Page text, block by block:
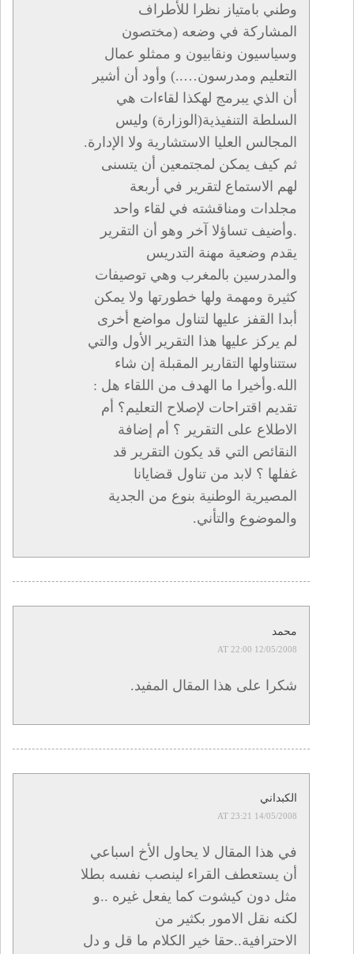
وطني بامتياز نظرا للأطراف
المشاركة في وضعه (مختصون
وسياسيون ونقابيون و ممثلو عمال
التعليم ومدرسون…..) وأود أن أشير
أن الذي يبرمج لهكذا لقاءات هي
السلطة التنفيذية(الوزارة) وليس
المجالس العليا الاستشارية ولا الإدارة.
ثم كيف يمكن لمجتمعين أن يتسنى
لهم الاستماع لتقرير في أربعة
مجلدات ومناقشته في لقاء واحد
.وأضيف تساؤلا آخر وهو أن التقرير
يقدم وضعية مهنة التدريس
والمدرسين بالمغرب وهي توصيفات
كثيرة ومهمة ولها خطورتها ولا يمكن
أبدا القفز عليها لتناول مواضع أخرى
لم يركز عليها هذا التقرير الأول والتي
ستتناولها التقارير المقبلة إن شاء
الله.وأخيرا ما الهدف من اللقاء هل :
تقديم اقتراحات لإصلاح التعليم؟ أم
الاطلاع على التقرير ؟ أم إضافة
النقائص التي قد يكون التقرير قد
غفلها ؟ لابد من تناول قضايانا
المصيرية الوطنية بنوع من الجدية
والموضوع والتأني.
محمد
12/05/2008 AT 22:00
شكرا على هذا المقال المفيد.
الكبداني
14/05/2008 AT 23:21
في هذا المقال لا يحاول الأخ اسباعي
أن يستعطف القراء لينصب نفسه بطلا
مثل دون كيشوت كما يفعل غيره ..و
لكنه نقل الامور بكثير من
الاحترافية..حقا خير الكلام ما قل و دل